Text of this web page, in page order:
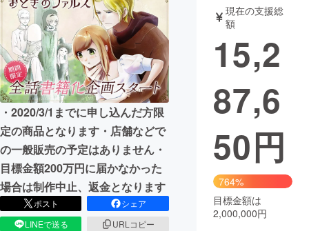
アート・写真 音楽
テクノロジー・ガジェット ゲーム・
映像・映画
ビジネス・起業 チャレンジ
まちづくり・地域活性化
CAMPFIRE for Social Good CAMPFIRE Creation
CAMPFIREふるさと納税
コミュニティ
・2020/3/1までに申し込んだ方限
定の商品となります・店舗などで
の一般販売の予定はありません・
目標金額200万円に届かなかった
場合は制作中止、返金となります
ポスト
シェア
LINEで送る
URLコピー
現在の支援総
額
15,2
87,6
50円
764%
目標金額は
2,000,000円